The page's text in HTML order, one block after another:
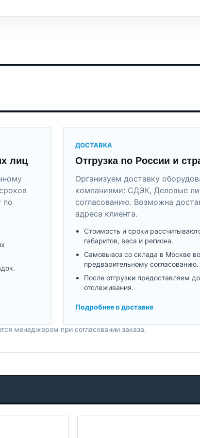
лиц
по
ДОСТАВКА
Отгрузка по России и
Организуем доставку
компаниями: СДЭК, Деловые
согласованию. Возможна
адреса клиента.
Стоимость и сроки
габаритов, веса и региона.
Самовывоз со склада в Москве
предварительному согласованию.
После отгрузки предоставляем
отслеживания.
Подробнее о доставке
менеджером при согласовании заказа.